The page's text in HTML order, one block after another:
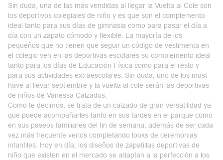
Sin duda, una de las más vendidas al llegar la Vuelta al Cole son
los deportivos colegiales de niño y es que son el complemento
ideal tanto para sus días de gimnasia como para pasar el día a
día con un zapato cómodo y flexible. La mayoría de los
pequeños que no tienen que seguir un código de vestimenta en
el colegio ven en las deportivas escolares su complemento ideal
tanto para los días de Educación Física como para el resto y
para sus actividades extraescolares. Sin duda, uno de los must
have al llevar septiembre y la vuelta al cole serán las deportivas
de niños de Vanessa Calzados.
Como te decimos, se trata de un calzado de gran versatilidad ya
que puede acompañarles tanto en sus tardes en el parque como
en sus paseos familiares del fin de semana, además de ser cada
vez más frecuente verlos completando looks de ceremonias
infantiles. Hoy en día, los diseños de zapatillas deportivas de
niño que existen en el mercado se adaptan a la perfección a los